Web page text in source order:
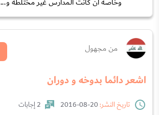
من مجهول
اشعر دائما بدوخه و دوران
تاريخ النشر:
2 إجابات